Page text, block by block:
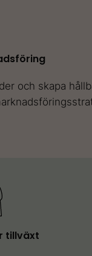
och skapa
tillväxt